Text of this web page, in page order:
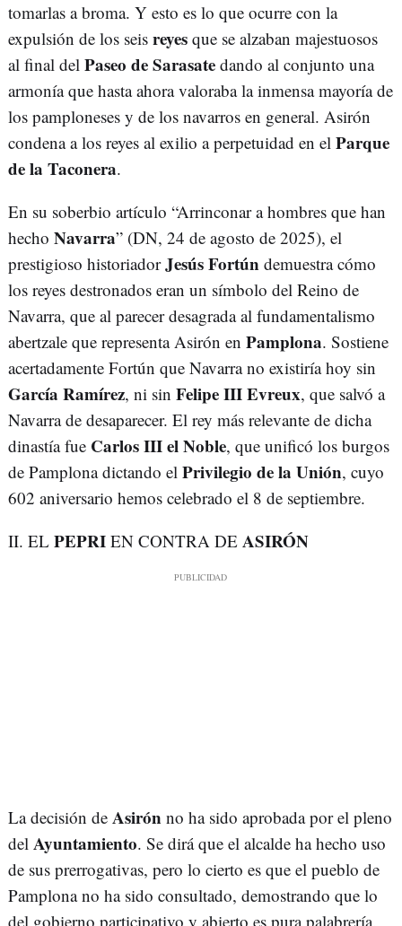
tomarlas a broma. Y esto es lo que ocurre con la
expulsión de los seis reyes que se alzaban majestuosos
al final del Paseo de Sarasate dando al conjunto una
armonía que hasta ahora valoraba la inmensa mayoría de
los pamploneses y de los navarros en general. Asirón
condena a los reyes al exilio a perpetuidad en el Parque
de la Taconera.
En su soberbio artículo “Arrinconar a hombres que han
hecho Navarra” (DN, 24 de agosto de 2025), el
prestigioso historiadorJesús Fortún demuestra cómo
los reyes destronados eran un símbolo del Reino de
Navarra, que al parecer desagrada al fundamentalismo
abertzale que representa Asirón en Pamplona. Sostiene
acertadamente Fortún que Navarra no existiría hoy sin
García Ramírez, ni sin Felipe III Evreux, que salvó a
Navarra de desaparecer. El rey más relevante de dicha
dinastía fue Carlos III el Noble, que unificó los burgos
de Pamplona dictando el Privilegio de la Unión, cuyo
602 aniversario hemos celebrado el 8 de septiembre.
II. EL PEPRI EN CONTRA DE ASIRÓN
La decisión de Asirón no ha sido aprobada por el pleno
del Ayuntamiento. Se dirá que el alcalde ha hecho uso
de sus prerrogativas, pero lo cierto es que el pueblo de
Pamplona no ha sido consultado, demostrando que lo
del gobierno participativo y abierto es pura palabrería.